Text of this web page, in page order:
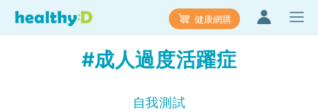
健康網購
#成人過度活躍症
自我測試